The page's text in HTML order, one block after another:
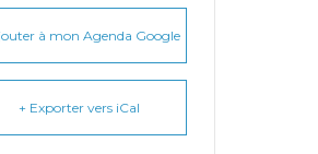
à mon Agenda Google
+ Exporter vers iCal